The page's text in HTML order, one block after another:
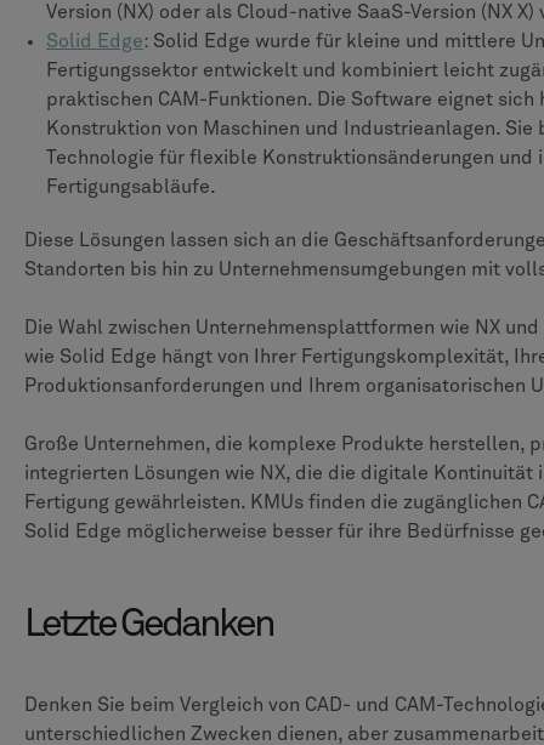
Version (NX) oder als Cloud-native SaaS-Version (NX X)
Solid Edge: Solid Edge wurde für kleine und mittlere
Fertigungssektor entwickelt und kombiniert leicht
praktischen CAM-Funktionen. Die Software eignet sich
Konstruktion von Maschinen und Industrieanlagen.
Technologie für flexible Konstruktionsänderungen und
Fertigungsabläufe.
Diese Lösungen lassen sich an die
Standorten bis hin zu Unternehmensumgebungen mit
Die Wahl zwischen Unternehmensplattformen wie NX
wie Solid Edge hängt von Ihrer Fertigungskomplexität,
Produktionsanforderungen und Ihrem organisatorischen
Große Unternehmen, die komplexe Produkte herstellen,
integrierten Lösungen wie NX, die die digitale Kontinuität
Fertigung gewährleisten. KMUs finden die zugänglichen
Solid Edge möglicherweise besser für ihre Bedürfnisse
Letzte Gedanken
Denken Sie beim Vergleich von CAD- und CAM-
unterschiedlichen Zwecken dienen, aber